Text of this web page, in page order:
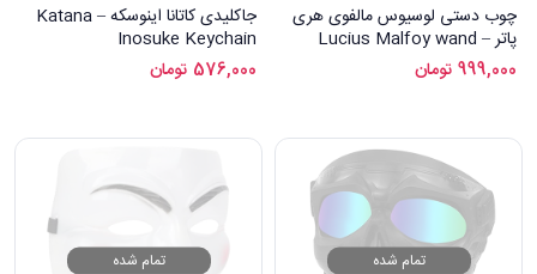
چوب دستی لوسیوس مالفوی هری
پاتر – Lucius Malfoy wand
999,000 تومان
جاکلیدی کاتانا اینوسکه – Katana
Inosuke Keychain
576,000 تومان
تمام شده تمام شده